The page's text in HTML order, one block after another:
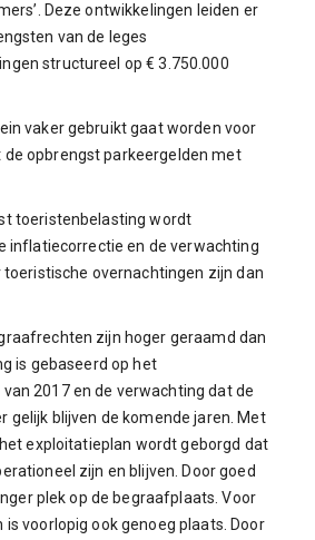
Deze ontwikkelingen leiden er
van de leges
structureel op € 3.750.000
vaker gebruikt gaat worden voor
opbrengst parkeergelden met
toeristenbelasting wordt
inflatiecorrectie en de verwachting
overnachtingen zijn dan
zijn hoger geraamd dan
is gebaseerd op het
2017 en de verwachting dat de
gelijk blijven de komende jaren. Met
exploitatieplan wordt geborgd dat
zijn en blijven. Door goed
plek op de begraafplaats. Voor
voorlopig ook genoeg plaats. Door